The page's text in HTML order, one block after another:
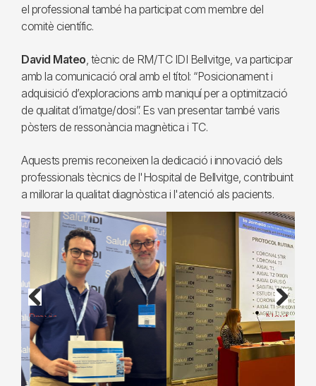
el professional també ha participat com membre del
comitè científic.
David Mateo, tècnic de RM/TC IDI Bellvitge, va participar
amb la comunicació oral amb el títol: “Posicionament i
adquisició d’exploracions amb maniquí per a optimització
de qualitat d’imatge/dosi”. Es van presentar també varis
pòsters de ressonància magnètica i TC.
Aquests premis reconeixen la dedicació i innovació dels
professionals tècnics de l'Hospital de Bellvitge, contribuint
a millorar la qualitat diagnòstica i l'atenció als pacients.
Previous Next